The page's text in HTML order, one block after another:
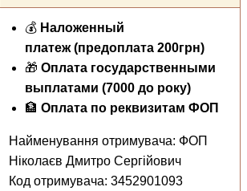
💰 Наложенный
платеж (предоплата 200грн)
🎁 Оплата государственными
выплатами (7000 до року)
🏦 Оплата по реквизитам ФОП
Найменування отримувача: ФОП
Ніколаєв Дмитро Сергійович
Код отримувача: 3452901093